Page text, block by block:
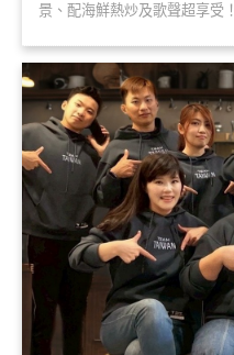
景、配海鮮熱炒及歌聲超享受！